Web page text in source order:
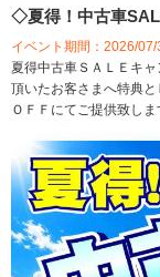
◇夏得！中古車
イベント期間：2026/
夏得中古車ＳＡＬＥキ
頂いたお客さまへ特典
ＯＦＦにてご提供致し